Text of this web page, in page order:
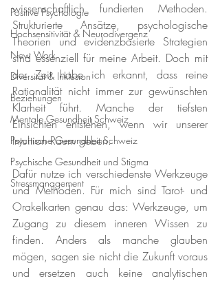
Positive Psychologie
Hochsensitivität & Neurodivergenz
New Work
Diversität & Inklusion
Beziehungen
Mentale Gesundheit Schweiz
Psychische Gesundheit Schweiz
Psychische Gesundheit und Stigma
Stressmanagement
wissenschaftlich fundierten Methoden.
Strukturierte Ansätze, psychologische
Theorien und evidenzbasierte Strategien
sind essenziell für meine Arbeit. Doch mit
der Zeit habe ich erkannt, dass reine
Rationalität nicht immer zur gewünschten
Klarheit führt. Manche der tiefsten
Einsichten entstehen, wenn wir unserer
Intuition Raum geben.
Dafür nutze ich verschiedenste Werkzeuge
und Methoden. Für mich sind Tarot- und
Orakelkarten genau das: Werkzeuge, um
Zugang zu diesem inneren Wissen zu
finden. Anders als manche glauben
mögen, sagen sie nicht die Zukunft voraus
und ersetzen auch keine analytischen